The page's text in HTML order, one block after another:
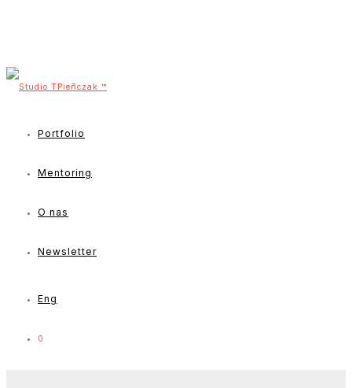
Portfolio
Mentoring
O nas
Newsletter
Eng
0